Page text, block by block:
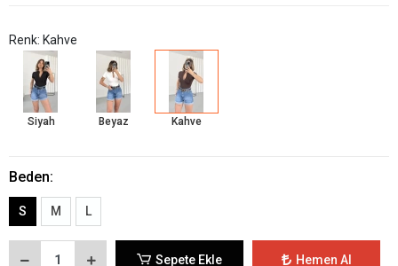
Renk: Kahve
Siyah Beyaz Kahve
Beden:
S M L
Sepete Ekle Hemen Al